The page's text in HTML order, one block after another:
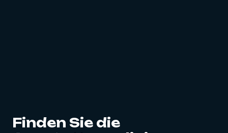
Finden Sie die